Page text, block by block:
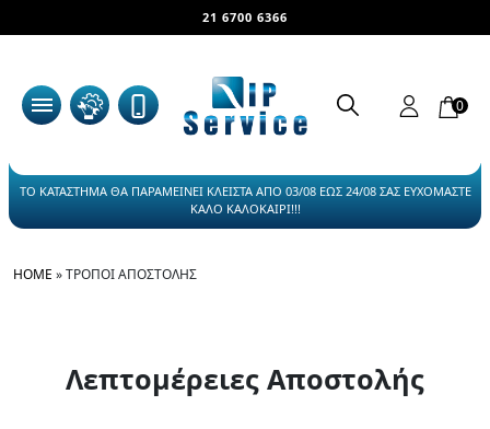
21 6700 6366
0
ΤΟ ΚΑΤΑΣΤΗΜΑ ΘΑ ΠΑΡΑΜΕΙΝΕΙ ΚΛΕΙΣΤΑ ΑΠΟ 03/08 ΕΩΣ 24/08 ΣΑΣ ΕΥΧΟΜΑΣΤΕ
ΚΑΛΟ ΚΑΛΟΚΑΙΡΙ!!!
HOME »ΤΡΌΠΟΙ ΑΠΟΣΤΟΛΉΣ
Λεπτομέρειες Αποστολής